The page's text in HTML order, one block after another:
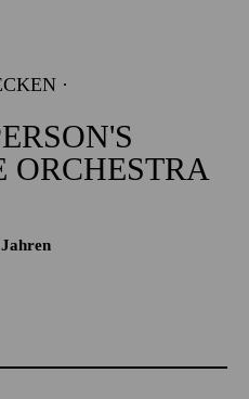
·
ORCHESTRA